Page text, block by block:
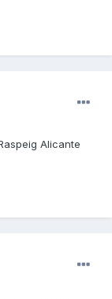
Alicante